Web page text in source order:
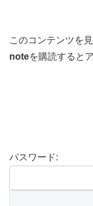
このコンテンツを
noteを購読すると
パスワード: